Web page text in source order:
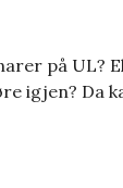
på UL?
igjen? Da